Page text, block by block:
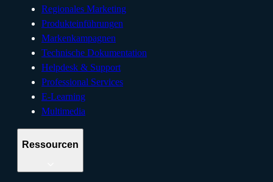
Regionales Marketing
Produkteinführungen
Markenkampagnen
Technische Dokumentation
Helpdesk & Support
Professional Services
E-Learning
Multimedia
Ressourcen